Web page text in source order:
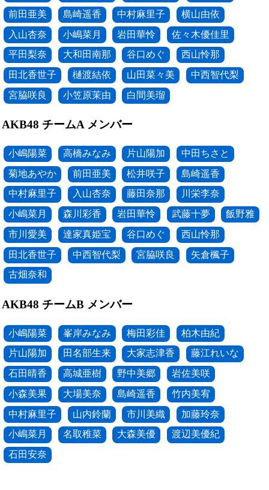
前田亜美
島崎遥香 中村麻里子
横山由依
入山杏奈
小嶋菜月 岩田華怜
佐々木優佳里
平田梨奈
大和田南那 谷口めぐ
西山怜那
田北香世子
樋渡結依 山田菜々美
中西智代梨
宮脇咲良
小笠原茉由 白間美瑠
AKB48 チームA メンバー
小嶋陽菜 高橋みなみ 片山陽加
中田ちさと
菊地あやか
前田亜美 松井咲子
島崎遥香
中村麻里子
入山杏奈 藤田奈那
川栄李奈
小嶋菜月
森川彩香 岩田華怜 武藤十夢
飯野雅
市川愛美
達家真姫宝 谷口めぐ
西山怜那
田北香世子
中西智代梨 宮脇咲良
矢倉楓子
古畑奈和
AKB48 チームB メンバー
小嶋陽菜 峯岸みなみ 梅田彩佳
柏木由紀
片山陽加
田名部生来 大家志津香
藤江れいな
石田晴香
高城亜樹 野中美郷
岩佐美咲
小森美果
大場美奈 島崎遥香
竹内美宥
中村麻里子
山内鈴蘭 市川美織
加藤玲奈
小嶋菜月
名取稚菜 大森美優
渡辺美優紀
石田安奈